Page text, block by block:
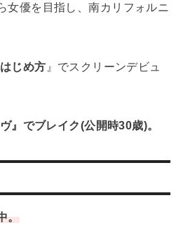
女優を目指し、南カリフォルニ
じめ方 』でスクリーンデビュ
』でブレイク(公開時30歳)。
。